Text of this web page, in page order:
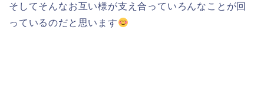
そしてそんなお互い様が支え合っていろんなことが回
っているのだと思います